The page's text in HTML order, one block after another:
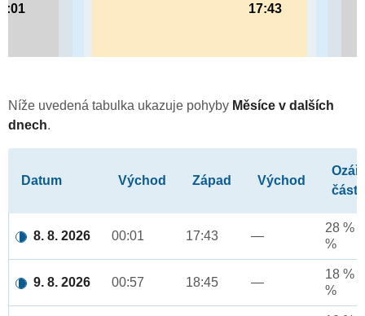
17:43
Níže uvedená tabulka ukazuje pohyby Měsíce v dalších
dnech.
Datum Východ Západ Východ
část
8. 8. 2026 00:01 17:43 —
28 %
%
9. 8. 2026 00:57 18:45 —
18 %
%